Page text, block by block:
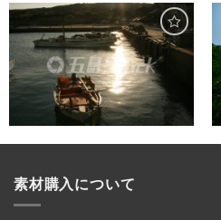
素材購入について